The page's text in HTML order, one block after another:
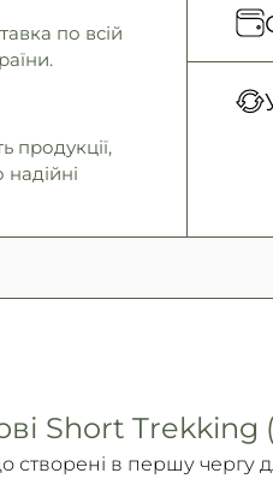
по всій
продукції,
Short Trekking
створені в першу чергу